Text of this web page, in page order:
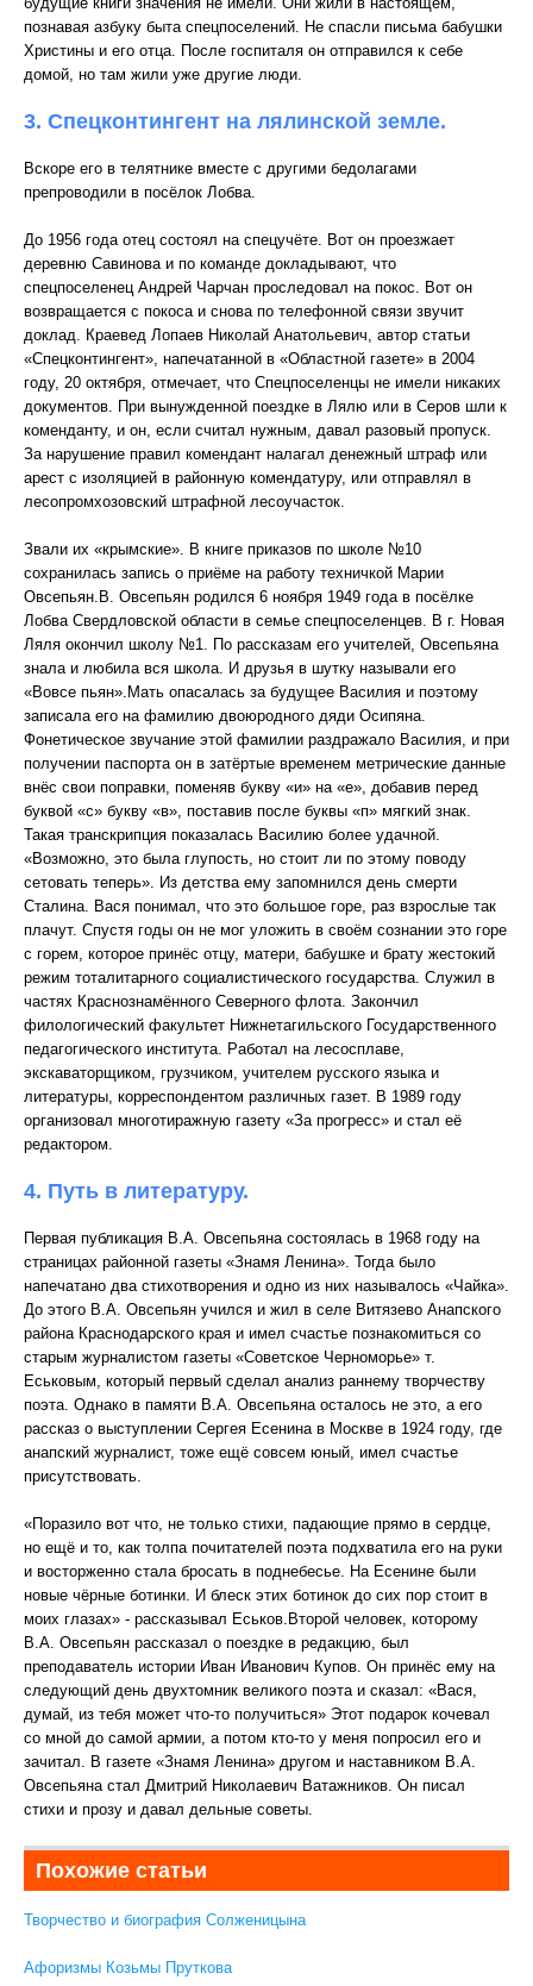
познавая азбуку быта спецпоселений. Не спасли письма бабушки
Христины и его отца. После госпиталя он отправился к себе
домой, но там жили уже другие люди.
3. Спецконтингент на лялинской земле.
Вскоре его в телятнике вместе с другими бедолагами
препроводили в посёлок Лобва.
До 1956 года отец состоял на спецучёте. Вот он проезжает
деревню Савинова и по команде докладывают, что
спецпоселенец Андрей Чарчан проследовал на покос. Вот он
возвращается с покоса и снова по телефонной связи звучит
доклад. Краевед Лопаев Николай Анатольевич, автор статьи
«Спецконтингент», напечатанной в «Областной газете» в 2004
году, 20 октября, отмечает, что Спецпоселенцы не имели никаких
документов. При вынужденной поездке в Лялю или в Серов шли к
коменданту, и он, если считал нужным, давал разовый пропуск.
За нарушение правил комендант налагал денежный штраф или
арест с изоляцией в районную комендатуру, или отправлял в
лесопромхозовский штрафной лесоучасток.
Звали их «крымские». В книге приказов по школе №10
сохранилась запись о приёме на работу техничкой Марии
Овсепьян.В. Овсепьян родился 6 ноября 1949 года в посёлке
Лобва Свердловской области в семье спецпоселенцев. В г. Новая
Ляля окончил школу №1. По рассказам его учителей, Овсепьяна
знала и любила вся школа. И друзья в шутку называли его
«Вовсе пьян».Мать опасалась за будущее Василия и поэтому
записала его на фамилию двоюродного дяди Осипяна.
Фонетическое звучание этой фамилии раздражало Василия, и при
получении паспорта он в затёртые временем метрические данные
внёс свои поправки, поменяв букву «и» на «е», добавив перед
буквой «с» букву «в», поставив после буквы «п» мягкий знак.
Такая транскрипция показалась Василию более удачной.
«Возможно, это была глупость, но стоит ли по этому поводу
сетовать теперь». Из детства ему запомнился день смерти
Сталина. Вася понимал, что это большое горе, раз взрослые так
плачут. Спустя годы он не мог уложить в своём сознании это горе
с горем, которое принёс отцу, матери, бабушке и брату жестокий
режим тоталитарного социалистического государства. Служил в
частях Краснознамённого Северного флота. Закончил
филологический факультет Нижнетагильского Государственного
педагогического института. Работал на лесосплаве,
экскаваторщиком, грузчиком, учителем русского языка и
литературы, корреспондентом различных газет. В 1989 году
организовал многотиражную газету «За прогресс» и стал её
редактором.
4. Путь в литературу.
Первая публикация В.А. Овсепьяна состоялась в 1968 году на
страницах районной газеты «Знамя Ленина». Тогда было
напечатано два стихотворения и одно из них называлось «Чайка».
До этого В.А. Овсепьян учился и жил в селе Витязево Анапского
района Краснодарского края и имел счастье познакомиться со
старым журналистом газеты «Советское Черноморье» т.
Еськовым, который первый сделал анализ раннему творчеству
поэта. Однако в памяти В.А. Овсепьяна осталось не это, а его
рассказ о выступлении Сергея Есенина в Москве в 1924 году, где
анапский журналист, тоже ещё совсем юный, имел счастье
присутствовать.
«Поразило вот что, не только стихи, падающие прямо в сердце,
но ещё и то, как толпа почитателей поэта подхватила его на руки
и восторженно стала бросать в поднебесье. На Есенине были
новые чёрные ботинки. И блеск этих ботинок до сих пор стоит в
моих глазах» - рассказывал Еськов.Второй человек, которому
В.А. Овсепьян рассказал о поездке в редакцию, был
преподаватель истории Иван Иванович Купов. Он принёс ему на
следующий день двухтомник великого поэта и сказал: «Вася,
думай, из тебя может что-то получиться» Этот подарок кочевал
со мной до самой армии, а потом кто-то у меня попросил его и
зачитал. В газете «Знамя Ленина» другом и наставником В.А.
Овсепьяна стал Дмитрий Николаевич Ватажников. Он писал
стихи и прозу и давал дельные советы.
Похожие статьи
Творчество и биография Солженицына
Афоризмы Козьмы Пруткова